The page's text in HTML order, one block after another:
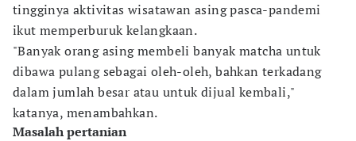
tingginya aktivitas wisatawan asing pasca-pandemi
ikut memperburuk kelangkaan.
"Banyak orang asing membeli banyak matcha untuk
dibawa pulang sebagai oleh-oleh, bahkan terkadang
dalam jumlah besar atau untuk dijual kembali,"
katanya, menambahkan.
Masalah pertanian